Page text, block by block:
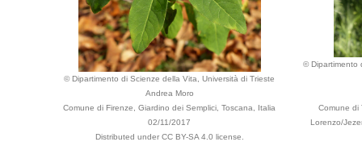
© Dipartimento di Scienze della Vita, Università di Trieste
Andrea Moro
Comune di Firenze, Giardino dei Semplici, Toscana, Italia
02/11/2017
Distributed under CC BY-SA 4.0 license.
© Dipartimento
Comune di
Lorenzo/